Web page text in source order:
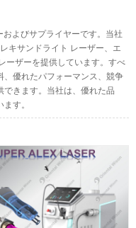
よびサプライヤーです。当社
キサンドライト レーザー、エ
ーザーを提供しています。すべ
、優れたパフォーマンス、競争
できます。当社は、優れた品
す。